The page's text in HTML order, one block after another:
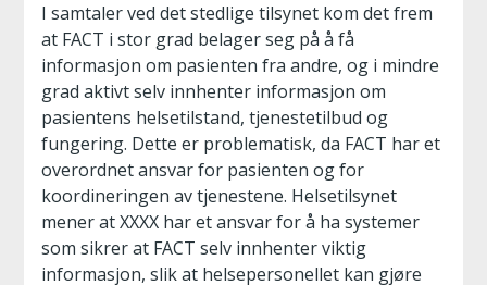
I samtaler ved det stedlige tilsynet kom det frem
at FACT i stor grad belager seg på å få
informasjon om pasienten fra andre, og i mindre
grad aktivt selv innhenter informasjon om
pasientens helsetilstand, tjenestetilbud og
fungering. Dette er problematisk, da FACT har et
overordnet ansvar for pasienten og for
koordineringen av tjenestene. Helsetilsynet
mener at XXXX har et ansvar for å ha systemer
som sikrer at FACT selv innhenter viktig
informasjon, slik at helsepersonellet kan gjøre